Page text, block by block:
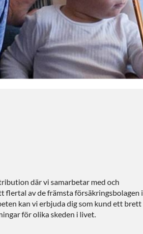
där vi samarbetar med och
flertal av de främsta försäkringsbolagen i
kan vi erbjuda dig som kund ett brett
för olika skeden i livet.